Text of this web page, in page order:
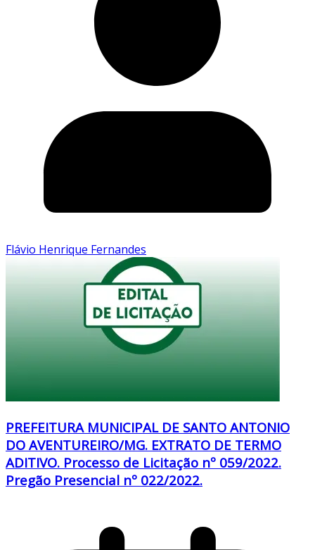
Flávio Henrique Fernandes
PREFEITURA MUNICIPAL DE SANTO ANTONIO
DO AVENTUREIRO/MG. EXTRATO DE TERMO
ADITIVO. Processo de Licitação nº 059/2022.
Pregão Presencial nº 022/2022.